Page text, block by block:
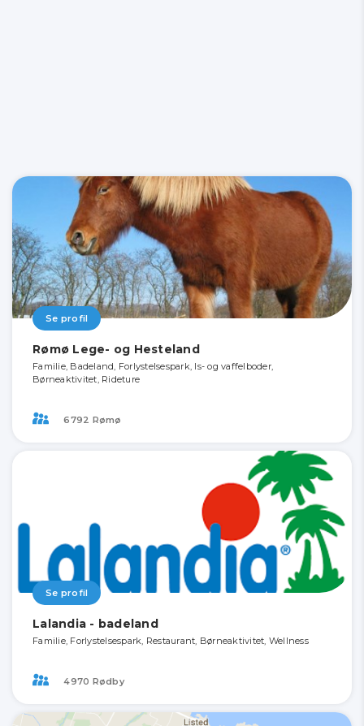
Se profil
Rømø Lege- og Hesteland
Familie, Badeland, Forlystelsespark, Is- og vaffelboder,
Børneaktivitet, Rideture
6792 Rømø
Se profil
Lalandia - badeland
Familie, Forlystelsespark, Restaurant, Børneaktivitet, Wellness
4970 Rødby